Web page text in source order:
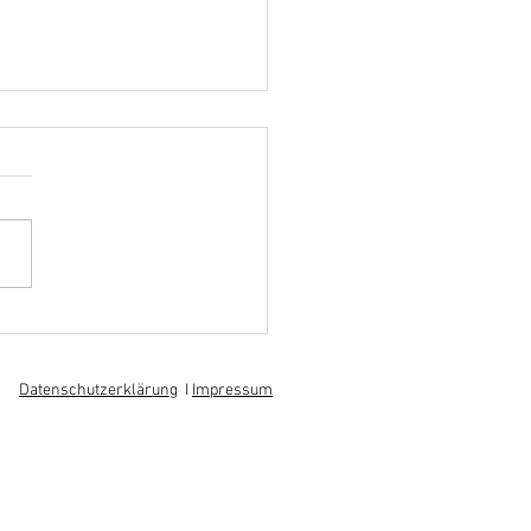
Datenschutzerklärung I Impressum